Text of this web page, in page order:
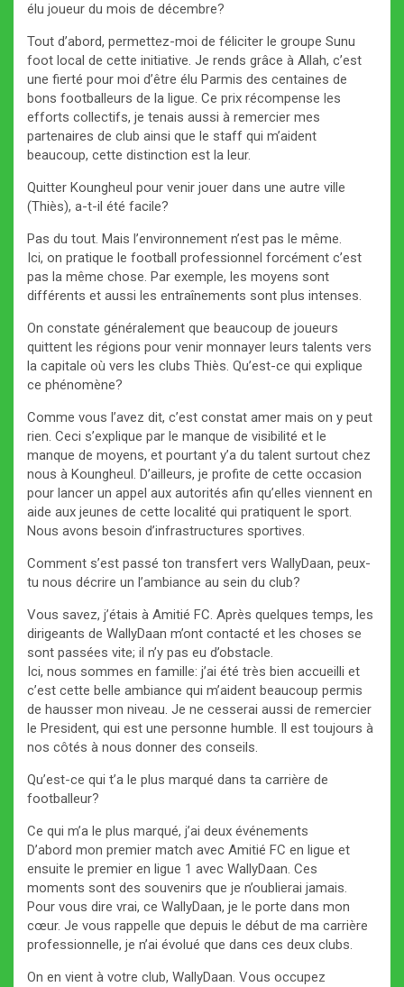
élu joueur du mois de décembre?
Tout d’abord, permettez-moi de féliciter le groupe Sunu
foot local de cette initiative. Je rends grâce à Allah, c’est
une fierté pour moi d’être élu Parmis des centaines de
bons footballeurs de la ligue. Ce prix récompense les
efforts collectifs, je tenais aussi à remercier mes
partenaires de club ainsi que le staff qui m’aident
beaucoup, cette distinction est la leur.
Quitter Koungheul pour venir jouer dans une autre ville
(Thiès), a-t-il été facile?
Pas du tout. Mais l’environnement n’est pas le même.
Ici, on pratique le football professionnel forcément c’est
pas la même chose. Par exemple, les moyens sont
différents et aussi les entraînements sont plus intenses.
On constate généralement que beaucoup de joueurs
quittent les régions pour venir monnayer leurs talents vers
la capitale où vers les clubs Thiès. Qu’est-ce qui explique
ce phénomène?
Comme vous l’avez dit, c’est constat amer mais on y peut
rien. Ceci s’explique par le manque de visibilité et le
manque de moyens, et pourtant y’a du talent surtout chez
nous à Koungheul. D’ailleurs, je profite de cette occasion
pour lancer un appel aux autorités afin qu’elles viennent en
aide aux jeunes de cette localité qui pratiquent le sport.
Nous avons besoin d’infrastructures sportives.
Comment s’est passé ton transfert vers WallyDaan, peux-
tu nous décrire un l’ambiance au sein du club?
Vous savez, j’étais à Amitié FC. Après quelques temps, les
dirigeants de WallyDaan m’ont contacté et les choses se
sont passées vite; il n’y pas eu d’obstacle.
Ici, nous sommes en famille: j’ai été très bien accueilli et
c’est cette belle ambiance qui m’aident beaucoup permis
de hausser mon niveau. Je ne cesserai aussi de remercier
le President, qui est une personne humble. Il est toujours à
nos côtés à nous donner des conseils.
Qu’est-ce qui t’a le plus marqué dans ta carrière de
footballeur?
Ce qui m’a le plus marqué, j’ai deux événements
D’abord mon premier match avec Amitié FC en ligue et
ensuite le premier en ligue 1 avec WallyDaan. Ces
moments sont des souvenirs que je n’oublierai jamais.
Pour vous dire vrai, ce WallyDaan, je le porte dans mon
cœur. Je vous rappelle que depuis le début de ma carrière
professionnelle, je n’ai évolué que dans ces deux clubs.
On en vient à votre club, WallyDaan. Vous occupez